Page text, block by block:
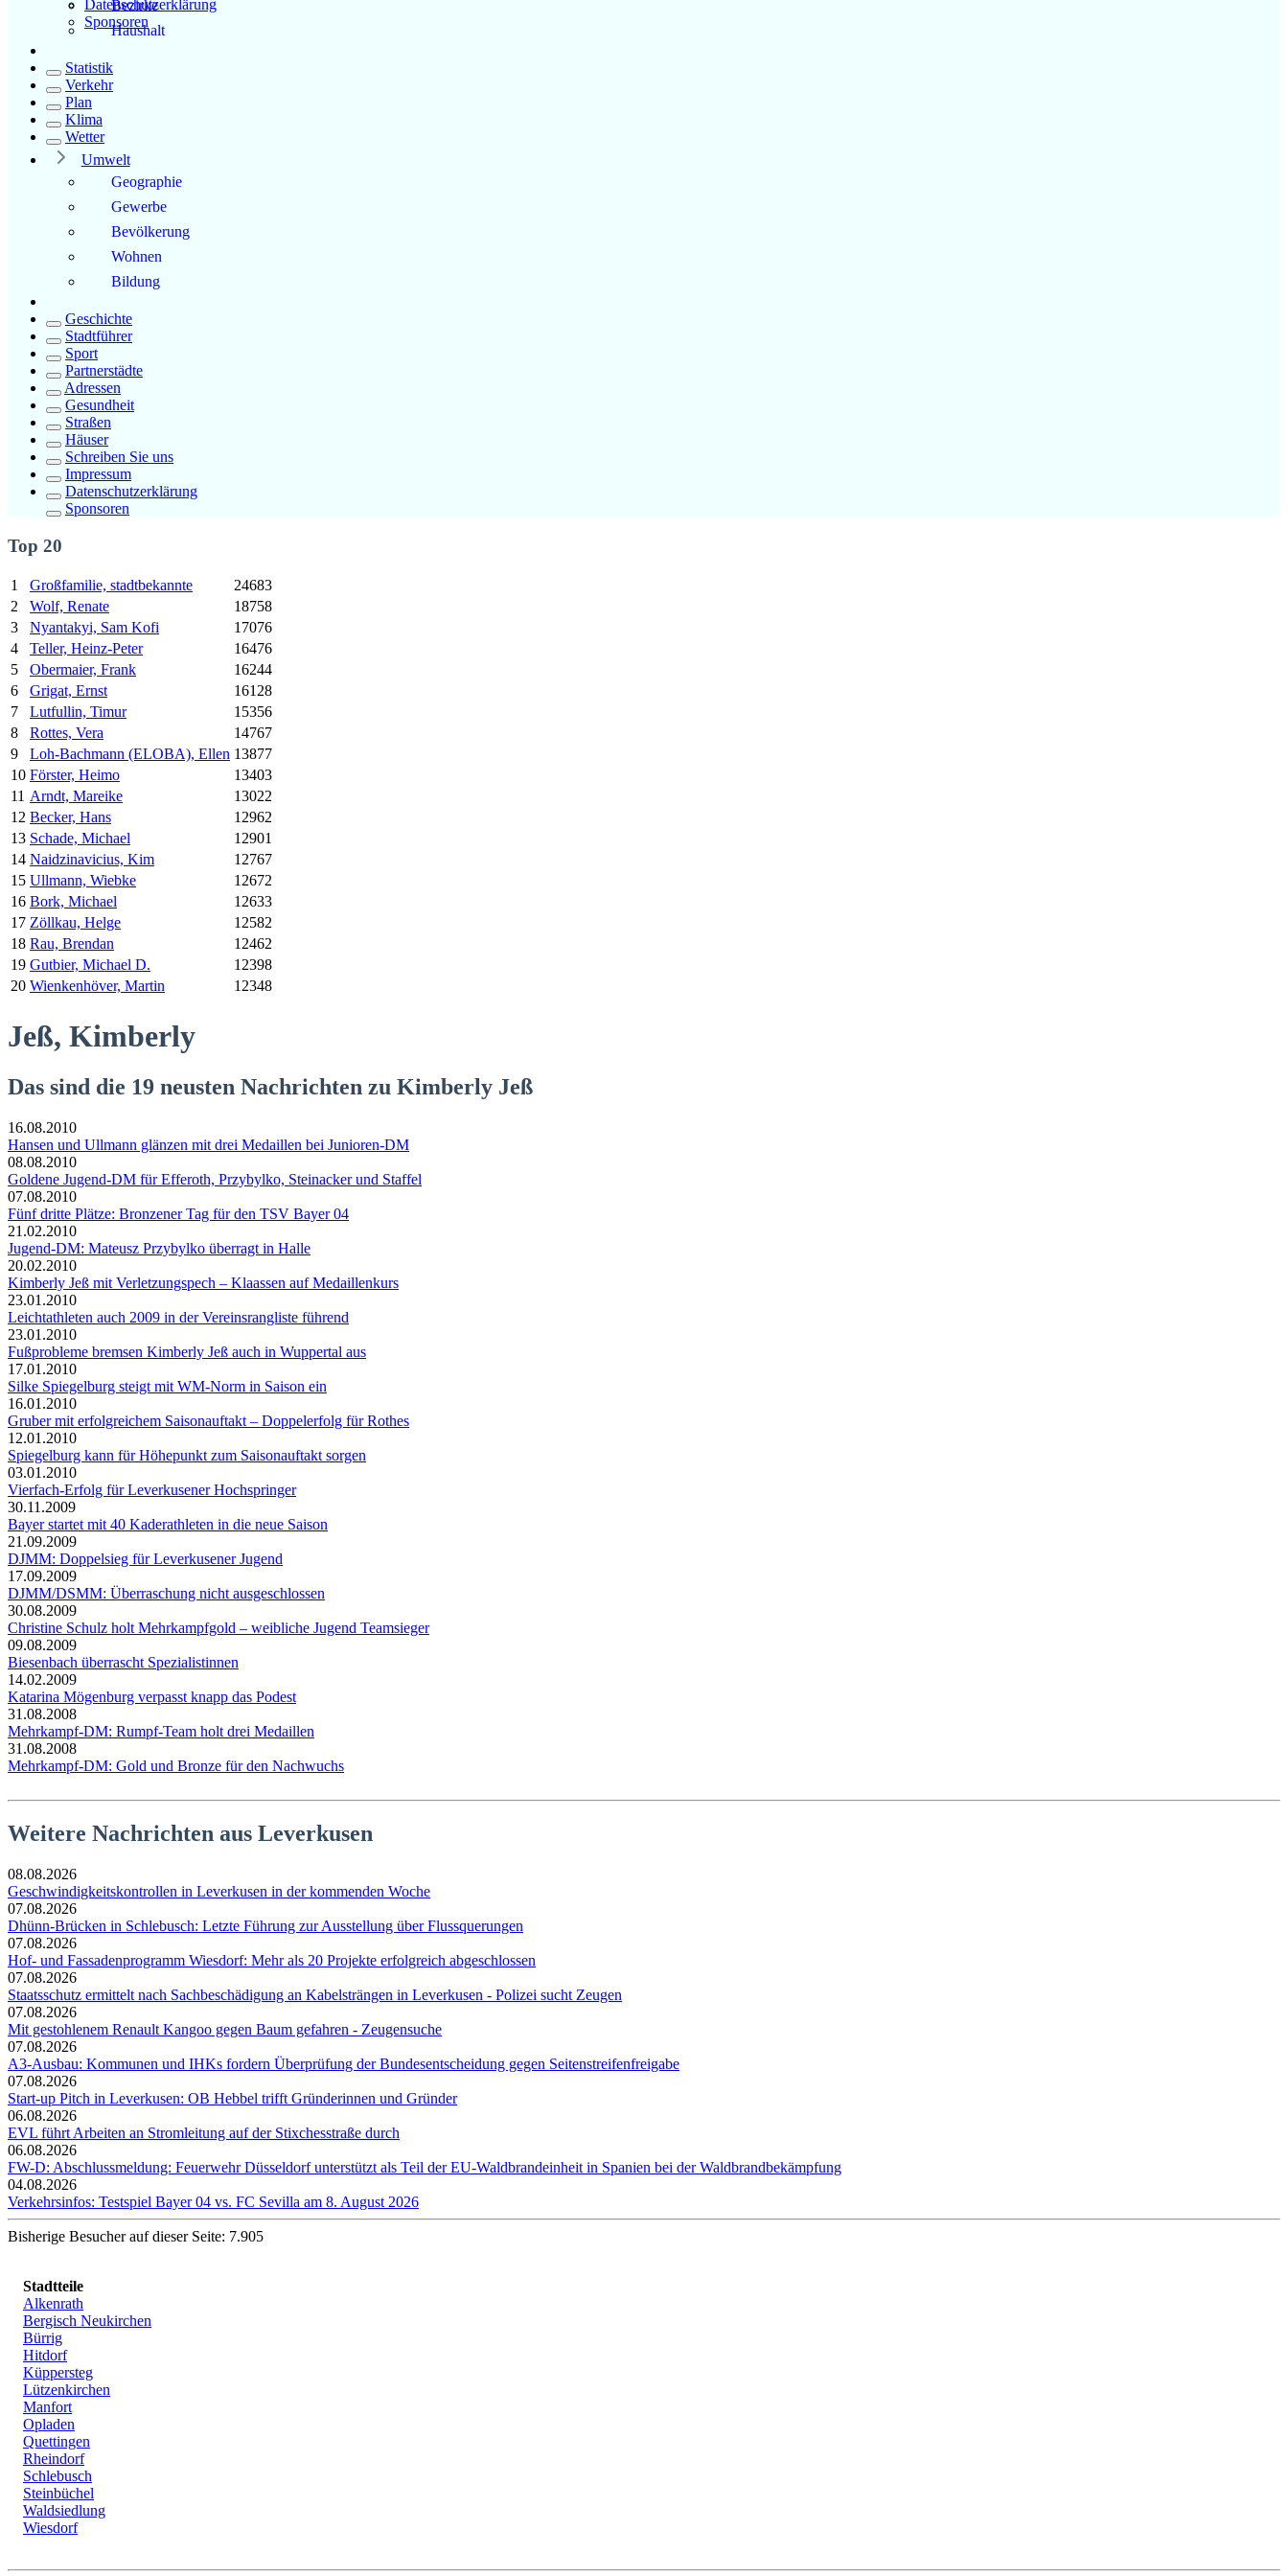
Datenschutzerklärung
Sponsoren
Bezirke
Haushalt
Statistik
Verkehr
Plan
Klima
Wetter
Umwelt
Geographie
Gewerbe
Bevölkerung
Wohnen
Bildung
Geschichte
Stadtführer
Sport
Partnerstädte
Adressen
Gesundheit
Straßen
Häuser
Schreiben Sie uns
Impressum
Datenschutzerklärung
Sponsoren
Top 20
1 Großfamilie, stadtbekannte
24683
2
Wolf, Renate
18758
3
Nyantakyi, Sam Kofi
17076
4
Teller, Heinz-Peter
16476
5
Obermaier, Frank
16244
6
Grigat, Ernst
16128
7
Lutfullin, Timur
15356
8
Rottes, Vera
14767
9
Loh-Bachmann (ELOBA), Ellen 13877
10 Förster, Heimo
13403
11 Arndt, Mareike
13022
12 Becker, Hans
12962
13 Schade, Michael
12901
14 Naidzinavicius, Kim
12767
15 Ullmann, Wiebke
12672
16 Bork, Michael
12633
17 Zöllkau, Helge
12582
18 Rau, Brendan
12462
19 Gutbier, Michael D.
12398
20 Wienkenhöver, Martin 12348
Jeß, Kimberly
Das sind die 19 neusten Nachrichten zu Kimberly Jeß
16.08.2010
Hansen und Ullmann glänzen mit drei Medaillen bei Junioren-DM
08.08.2010
Goldene Jugend-DM für Efferoth, Przybylko, Steinacker und Staffel
07.08.2010
Fünf dritte Plätze: Bronzener Tag für den TSV Bayer 04
21.02.2010
Jugend-DM: Mateusz Przybylko überragt in Halle
20.02.2010
Kimberly Jeß mit Verletzungspech – Klaassen auf Medaillenkurs
23.01.2010
Leichtathleten auch 2009 in der Vereinsrangliste führend
23.01.2010
Fußprobleme bremsen Kimberly Jeß auch in Wuppertal aus
17.01.2010
Silke Spiegelburg steigt mit WM-Norm in Saison ein
16.01.2010
Gruber mit erfolgreichem Saisonauftakt – Doppelerfolg für Rothes
12.01.2010
Spiegelburg kann für Höhepunkt zum Saisonauftakt sorgen
03.01.2010
Vierfach-Erfolg für Leverkusener Hochspringer
30.11.2009
Bayer startet mit 40 Kaderathleten in die neue Saison
21.09.2009
DJMM: Doppelsieg für Leverkusener Jugend
17.09.2009
DJMM/DSMM: Überraschung nicht ausgeschlossen
30.08.2009
Christine Schulz holt Mehrkampfgold – weibliche Jugend Teamsieger
09.08.2009
Biesenbach überrascht Spezialistinnen
14.02.2009
Katarina Mögenburg verpasst knapp das Podest
31.08.2008
Mehrkampf-DM: Rumpf-Team holt drei Medaillen
31.08.2008
Mehrkampf-DM: Gold und Bronze für den Nachwuchs
Weitere Nachrichten aus Leverkusen
08.08.2026
Geschwindigkeitskontrollen in Leverkusen in der kommenden Woche
07.08.2026
Dhünn-Brücken in Schlebusch: Letzte Führung zur Ausstellung über Flussquerungen
07.08.2026
Hof- und Fassadenprogramm Wiesdorf: Mehr als 20 Projekte erfolgreich abgeschlossen
07.08.2026
Staatsschutz ermittelt nach Sachbeschädigung an Kabelsträngen in Leverkusen - Polizei sucht Zeugen
07.08.2026
Mit gestohlenem Renault Kangoo gegen Baum gefahren - Zeugensuche
07.08.2026
A3-Ausbau: Kommunen und IHKs fordern Überprüfung der Bundesentscheidung gegen Seitenstreifenfreigabe
07.08.2026
Start-up Pitch in Leverkusen: OB Hebbel trifft Gründerinnen und Gründer
06.08.2026
EVL führt Arbeiten an Stromleitung auf der Stixchesstraße durch
06.08.2026
FW-D: Abschlussmeldung: Feuerwehr Düsseldorf unterstützt als Teil der EU-Waldbrandeinheit in Spanien bei der Waldbrandbekämpfung
04.08.2026
Verkehrsinfos: Testspiel Bayer 04 vs. FC Sevilla am 8. August 2026
Bisherige Besucher auf dieser Seite: 7.905
Stadtteile
Alkenrath
Bergisch Neukirchen
Bürrig
Hitdorf
Küppersteg
Lützenkirchen
Manfort
Opladen
Quettingen
Rheindorf
Schlebusch
Steinbüchel
Waldsiedlung
Wiesdorf